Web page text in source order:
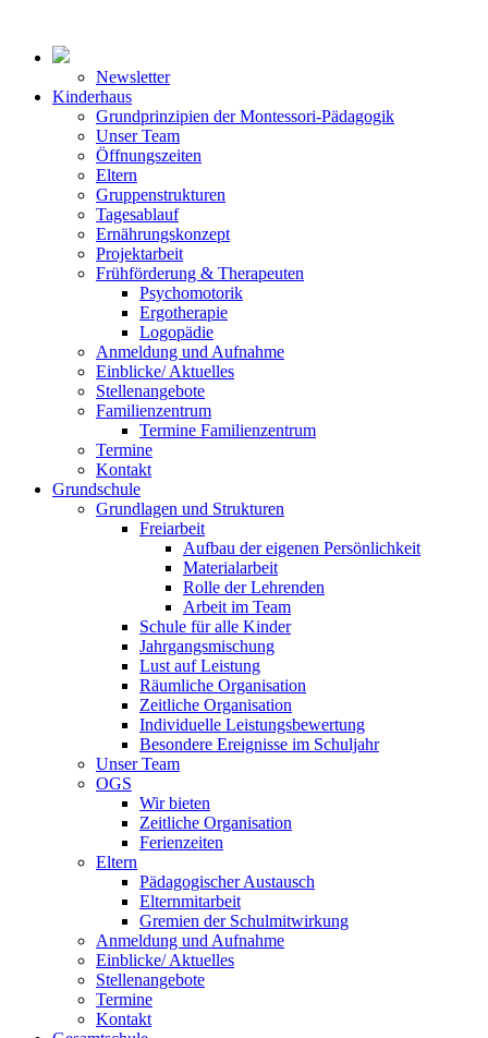
Newsletter
Kinderhaus
Grundprinzipien der Montessori-Pädagogik
Unser Team
Öffnungszeiten
Eltern
Gruppenstrukturen
Tagesablauf
Ernährungskonzept
Projektarbeit
Frühförderung & Therapeuten
Psychomotorik
Ergotherapie
Logopädie
Anmeldung und Aufnahme
Einblicke/ Aktuelles
Stellenangebote
Familienzentrum
Termine Familienzentrum
Termine
Kontakt
Grundschule
Grundlagen und Strukturen
Freiarbeit
Aufbau der eigenen Persönlichkeit
Materialarbeit
Rolle der Lehrenden
Arbeit im Team
Schule für alle Kinder
Jahrgangsmischung
Lust auf Leistung
Räumliche Organisation
Zeitliche Organisation
Individuelle Leistungsbewertung
Besondere Ereignisse im Schuljahr
Unser Team
OGS
Wir bieten
Zeitliche Organisation
Ferienzeiten
Eltern
Pädagogischer Austausch
Elternmitarbeit
Gremien der Schulmitwirkung
Anmeldung und Aufnahme
Einblicke/ Aktuelles
Stellenangebote
Termine
Kontakt